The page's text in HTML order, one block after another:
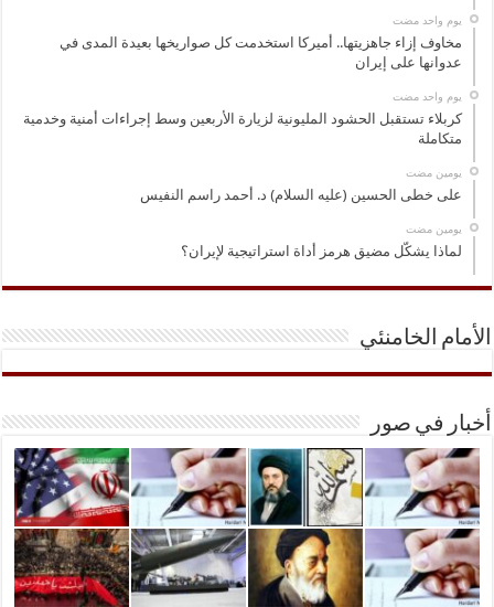
‏يوم واحد مضت
مخاوف إزاء جاهزيتها.. أميركا استخدمت كل صواريخها بعيدة المدى في
عدوانها على إيران
‏يوم واحد مضت
كربلاء تستقبل الحشود المليونية لزيارة الأربعين وسط إجراءات أمنية وخدمية
متكاملة
‏يومين مضت
على خطى الحسين (عليه السلام) د. أحمد راسم النفيس
‏يومين مضت
لماذا يشكّل مضيق هرمز أداة استراتيجية لإيران؟
الأمام الخامنئي
أخبار في صور